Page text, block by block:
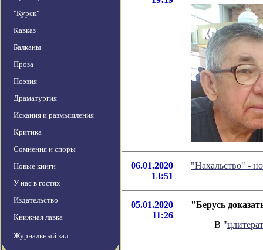
"Курск"
Кавказ
Балканы
Проза
Поэзия
Драматургия
Искания и размышления
Критика
Сомнения и споры
Новые книги
У нас в гостях
Издательство
Книжная лавка
Журнальный зал
06.01.2020
13:51
"Нахальство" -
05.01.2020
11:26
"Берусь
В "